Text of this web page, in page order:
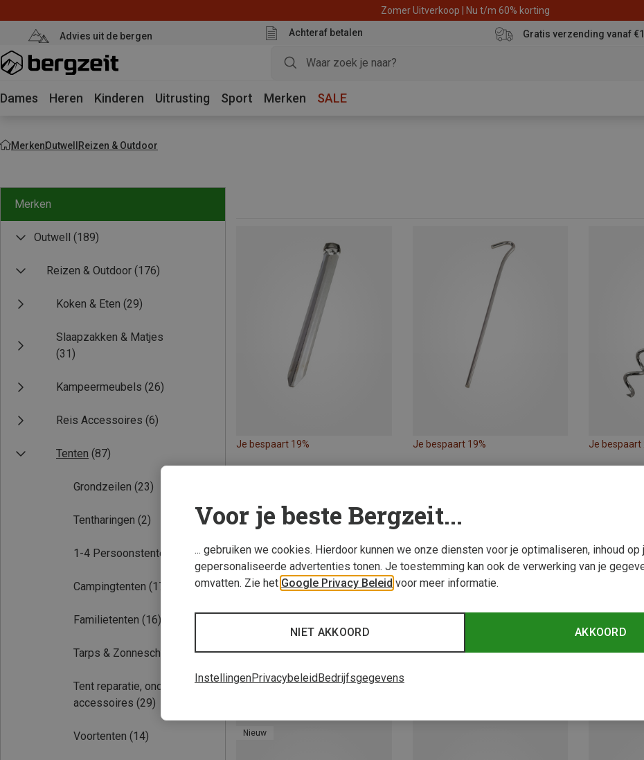
Zomer Uitverkoop | Nu t/m 60% korting
Advies uit de bergen Achteraf betalen Gratis verzending vanaf
Dames Heren Kinderen Uitrusting Sport Merken SALE
MerkenOutwellReizen & Outdoor
Merken
Outwell (189)
Reizen & Outdoor (176)
Koken & Eten (29)
Slaapzakken & Matjes
(31)
Kampeermeubels (26)
Reis Accessoires (6)
Tenten (87)
Grondzeilen (23)
Tentharingen (2)
1-4 Persoonstenten
Campingtenten (17)
Familietenten (16)
Tarps & Zonneschermen (2)
Tent reparatie, onderhoud &
accessoires (29)
Voortenten (14)
Je bespaart 19% Je bespaart 19% Je bespaart
Nieuw
Voor je beste Bergzeit...
... gebruiken we cookies. Hierdoor kunnen we onze diensten voor je optimaliseren, inhoud
gepersonaliseerde advertenties tonen. Je toestemming kan ook de verwerking van je
omvatten. Zie het Google Privacy Beleid voor meer informatie.
AKKOORD
NIET AKKOORD
InstellingenPrivacybeleidBedrijfsgegevens